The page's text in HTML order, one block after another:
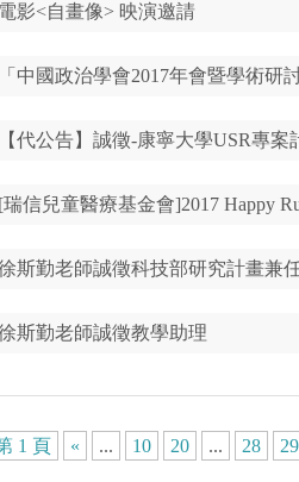
電影<自畫像> 映演邀請
「中國政治學會2017年會暨學術研
【代公告】誠徵-康寧大學USR專案
[瑞信兒童醫療基金會]2017 Happy
斯勤老師誠徵科技部研究計畫兼
斯勤老師誠徵教學助理
1 頁 « ... 10 20 ... 28 29